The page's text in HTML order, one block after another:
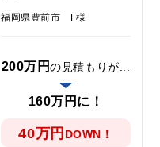
福岡県豊前市 F様
200万円の見積もりが...
160万円に！
40万円 DOWN！